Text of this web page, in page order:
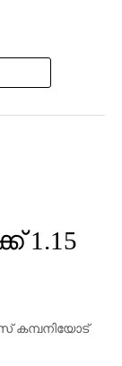
1.15
കമ്പനിയോട്